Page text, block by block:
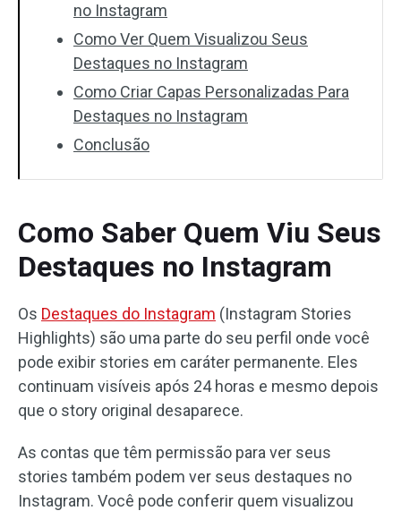
Sem marca d'água
no Instagram
Como Ver Quem Visualizou Seus
Destaques no Instagram
Como Criar Capas Personalizadas Para
Destaques no Instagram
Conclusão
Como Saber Quem Viu Seus
Destaques no Instagram
Os Destaques do Instagram (Instagram Stories
Highlights) são uma parte do seu perfil onde você
pode exibir stories em caráter permanente. Eles
continuam visíveis após 24 horas e mesmo depois
que o story original desaparece.
As contas que têm permissão para ver seus
stories também podem ver seus destaques no
Instagram. Você pode conferir quem visualizou